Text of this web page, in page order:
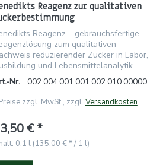
Reagenz zur qualitativen
Reagenz – gebrauchsfertige
zum qualitativen
reduzierender Zucker in Labor,
und Lebensmittelanalytik.
Nr.
002.004.001.001.002.010.00000
zzgl. MwSt., zzgl. Versandkosten
€ *
0,1 l (135,00 € * / 1 l)